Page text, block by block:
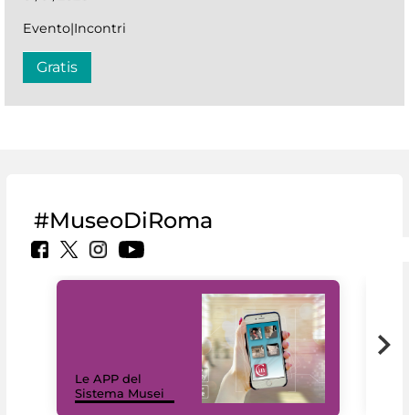
Evento|Incontri
Gratis
#MuseoDiRoma
Le APP del
Sistema Musei